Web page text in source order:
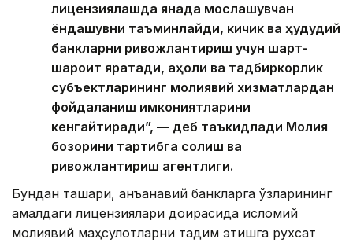
лицензиялашда янада мослашувчан
ёндашувни таъминлайди, кичик ва ҳудудий
банкларни ривожлантириш учун шарт-
шароит яратади, аҳоли ва тадбиркорлик
субъектларининг молиявий хизматлардан
фойдаланиш имкониятларини
кенгайтиради”, — деб таъкидлади Молия
бозорини тартибга солиш ва
ривожлантириш агентлиги.
Бундан ташқари, анъанавий банкларга ўзларининг
амалдаги лицензиялари доирасида исломий
молиявий маҳсулотларни тақдим этишга рухсат